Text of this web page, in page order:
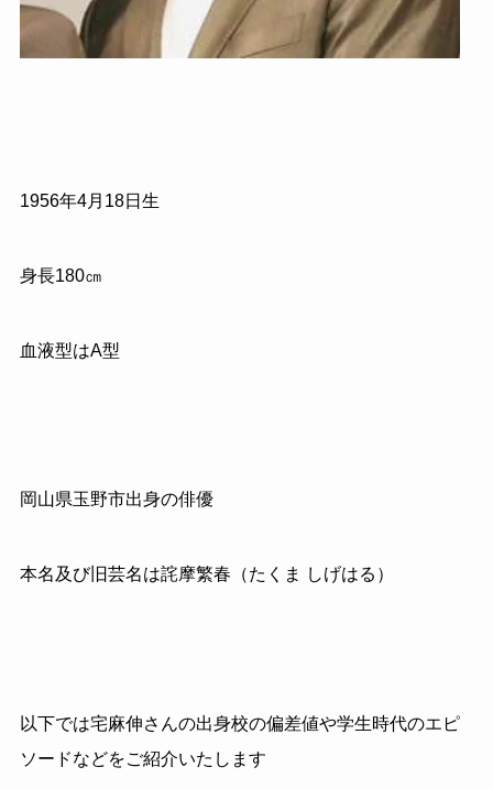
1956年4月 18日生
身長180㎝
血液型はA型
岡山県玉野市出身の俳優
本名及び旧芸名は詫摩繁春（たくま しげはる）
以下では宅麻伸さんの出身校の偏差値や学生時代のエピ
ソードなどをご紹介いたします